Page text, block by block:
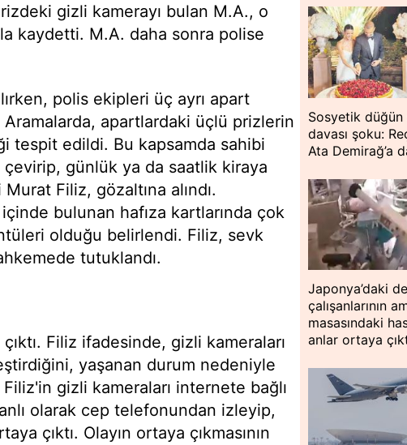
gizli kamerayı bulan M.A., o
kaydetti. M.A. daha sonra polise
polis ekipleri üç ayrı apart
apartlardaki üçlü prizlerin
tespit edildi. Bu kapsamda sahibi
günlük ya da saatlik kiraya
Filiz, gözaltına alındı.
bulunan hafıza kartlarında çok
olduğu belirlendi. Filiz, sevk
tutuklandı.
Filiz ifadesinde, gizli kameraları
yaşanan durum nedeniyle
gizli kameraları internete bağlı
olarak cep telefonundan izleyip,
çıktı. Olayın ortaya çıkmasının
Sosyetik düğün
davası şoku:
Ata Demirağ’a
Japonya’daki
çalışanlarının
masasındaki
anlar ortaya